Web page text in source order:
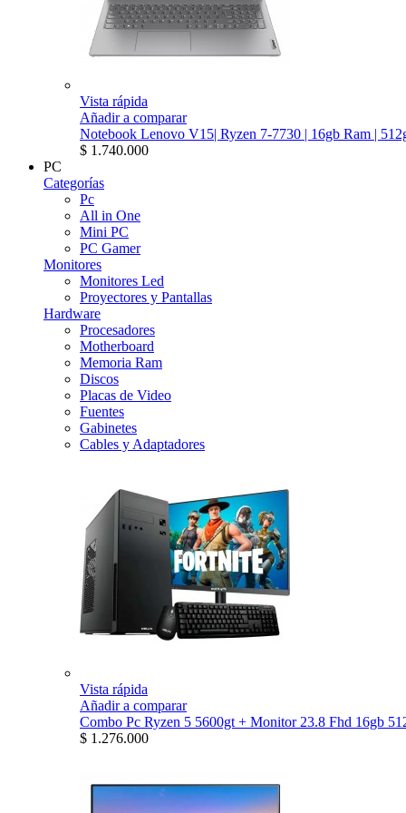
Vista rápida
Añadir a comparar
Notebook Lenovo V15| Ryzen 7-7730 | 16gb Ram |
$ 1.740.000
PC
Categorías
Pc
All in One
Mini PC
PC Gamer
Monitores
Monitores Led
Proyectores y Pantallas
Hardware
Procesadores
Motherboard
Memoria Ram
Discos
Placas de Video
Fuentes
Gabinetes
Cables y Adaptadores
Vista rápida
Añadir a comparar
Combo Pc Ryzen 5 5600gt + Monitor 23.8 Fhd 16gb
$ 1.276.000